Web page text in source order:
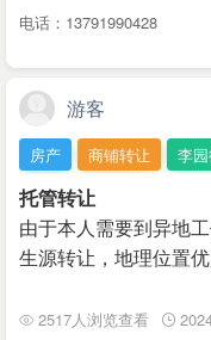
电话：13791990428
游客
房产 商铺转让 李
托管转让
由于本人需要到异地
生源转让，地理位置
2517人浏览查看